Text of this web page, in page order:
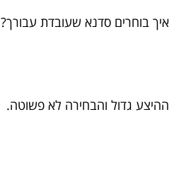
איך בוחרים סדנא שעובדת עבורך?
ההיצע גדול והבחירה לא פשוטה.